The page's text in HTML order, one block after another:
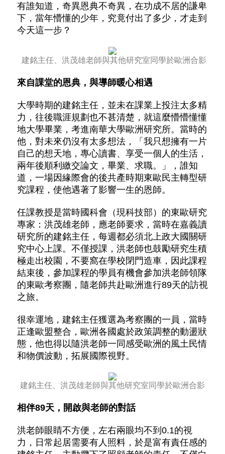
有誰知道，奇異恩典不奇異，在功成不居的謙卑
下，當年懵懂的少年，究竟付出了多少，才走到
今天這一步？
建銘主任、洪茂雄老師與其他研究室同學於歐洲合影
來自課堂的恩典，與導師暖心相遇
大學時期的建銘主任，並未在課業上投注太多精
力，往後職涯規劃也不甚清楚，就這麼懵懵懂懂
地大學畢業，考進南華大學歐洲研究所。 當時的
他，對未來仍沒有太多想法，「我只想擁有一片
自己的想天地，專心讀書、享受一個人的生活，
兩年後順利繳交論文，畢業、求職。」，誰知
道，一場因緣際會的後共產時期東歐民主轉型研
究課程，使他遇著了影響一生的恩師。
任課教授是當時國科會（現科技部）的東歐研究
專家：洪茂雄老師，應老師要求，當時在嘉義讀
研究所的建銘主任，每週都必須北上政大國關研
究中心上課。 不僅授課，洪老師也鼓勵研究生積
極走出校園，不要窩在學校閉門造車，因此課程
結束後，參加課程的學員有機會參加洪老師領隊
的東歐考察團，隨老師共赴歐洲進行89天的訪視
之旅。
很幸運地，建銘主任獲選為考察團的一員，當時
正逢歐盟整合，歐洲各國處於政策調整的動盪狀
態，他也得以隨洪老師一同感受歐洲的風土民情
和物價波動，拓展國際視野。
建銘主任、洪茂雄老師與其他研究室同學於歐洲合影
相伴89天，開啟與老師的對話
洪老師眼睛不方便，左右兩眼均不到0.1的視
力，日常起居需要有人照料，於是富有責任感的